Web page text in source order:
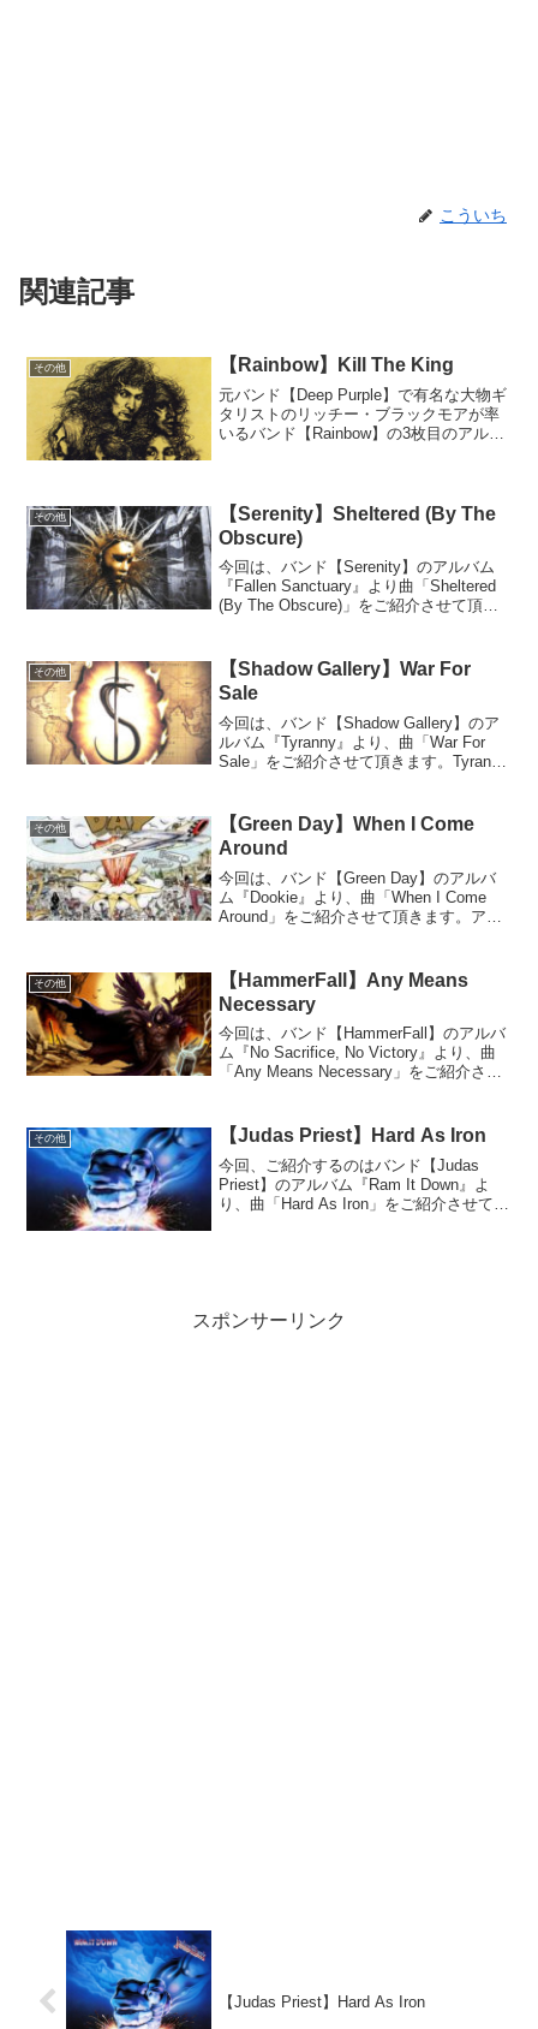
こういち
関連記事
その他 【Rainbow】Kill The King
元バンド【Deep Purple】で有名な大物ギ
タリストのリッチー・ブラックモアが率
いるバンド【Rainbow】の3枚目のアルバ
その他
【Serenity】Sheltered (By The
Obscure)
今回は、バンド【Serenity】のアルバム
『Fallen Sanctuary』より曲「Sheltered
(By The Obscure)」をご紹介させて頂き
その他
【Shadow Gallery】War For
Sale
今回は、バンド【Shadow Gallery】のア
ルバム『Tyranny』より、曲「War For
Sale」をご紹介させて頂きます。Tyranny
【Shadow...
その他
【Green Day】When I Come
Around
今回は、バンド【Green Day】のアルバ
ム『Dookie』より、曲「When I Come
Around」をご紹介させて頂きます。アル
クバンド【G...
その他
【HammerFall】Any Means
Necessary
今回は、バンド【HammerFall】のアルバ
ム『No Sacrifice, No Victory』より、曲
「Any Means Necessary」をご紹介させ
その他 【Judas Priest】Hard As Iron
今回、ご紹介するのはバンド【Judas
Priest】のアルバム『Ram It Down』よ
り、曲「Hard As Iron」をご紹介させて頂
スポンサーリンク
【Judas Priest】Hard As Iron